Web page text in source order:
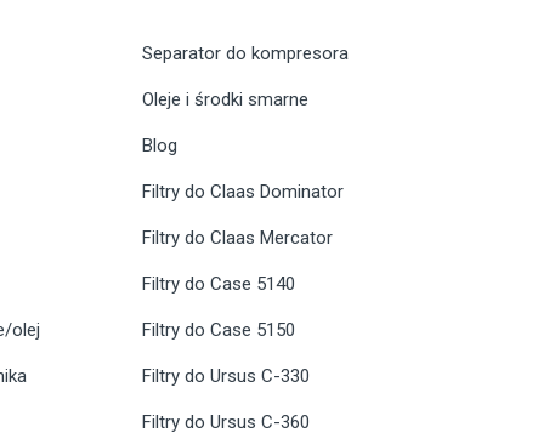
olej
Separator do kompresora
Oleje i środki smarne
Blog
Filtry do Claas Dominator
Filtry do Claas Mercator
Filtry do Case 5140
Filtry do Case 5150
Filtry do Ursus C-330
Filtry do Ursus C-360